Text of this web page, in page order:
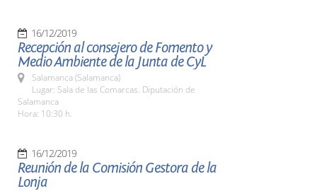
16/12/2019
Recepción al consejero de Fomento y
Medio Ambiente de la Junta de CyL
Salamanca (Salamanca)
Lugar: Sala de las Comarcas. Diputación de
Salamanca
Hora: 10:30 h.
16/12/2019
Reunión de la Comisión Gestora de la
Lonja